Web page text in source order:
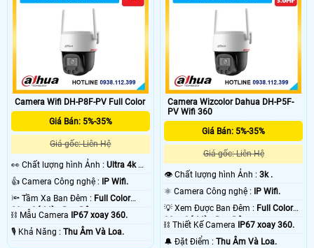
Camera Wifi DH-P8F-PV Full Color
Giá Bán: 5%-35%
Giá gốc: Liên Hệ
️👀 Chất lượng hình Ảnh : Ultra 4k 👍🏾
👍 Camera Công nghệ :
IP Wifi.
🔦 Tầm Xa Ban Đêm : Full Color
30m Có Màu Ban Ðêm.
⛓ Mẫu Camera
IP67 xoay 360.
️🎙 Khả Năng : Thu Âm Và Loa.
Camera Wizcolor Dahua DH-P5F-
PV Wifi 360
Giá Bán: 5%-35%
Giá gốc: Liên Hệ
👁 Chất lượng hình Ảnh :3k .
⚛️ Camera Công nghệ :
IP Wifi.
💡 Xem Được Ban Đêm : Full Color
30m Có Màu Ban Ðêm.
⛓ Thiết Kế Camera
IP67 xoay 360.
️🔔 Đặt Điểm :Thu Âm Và Loa.